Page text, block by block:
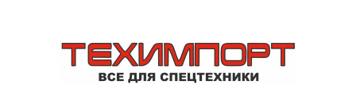
содержимомуТЕХИМПОРТ
Всё